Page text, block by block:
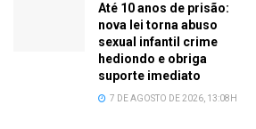
Até 10 anos de prisão:
nova lei torna abuso
sexual infantil crime
hediondo e obriga
suporte imediato
7 DE AGOSTO DE 2026, 13:08H